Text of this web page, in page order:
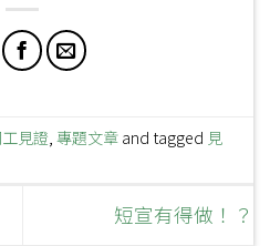
見證 ,專題文章 and tagged 見
短宣有得做！？